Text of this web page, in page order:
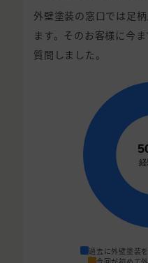
外壁塗装の窓口では足
ます。そのお客様に今
質問しました。
過去に外壁塗装